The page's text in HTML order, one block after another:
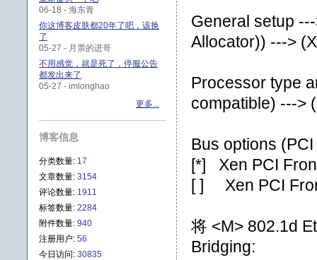
General setup
Allocator)) --->
Processor type
compatible) --->
Bus options
[*] Xen PCI
[ ] Xen PCI
将 <M> 802.1d
Bridging:
06-18 - 海东青
你这博客皮肤都20年了吧，该换
了
05-27 - 月票的进哥
不用感觉，就是死了，停服公告
都发出来了
05-27 - imlonghao
更多...
博客信息
分类数量: 17
文章数量: 3154
评论数量: 1911
标签数量: 2284
附件数量: 940
注册用户: 56
今日访问: 30835